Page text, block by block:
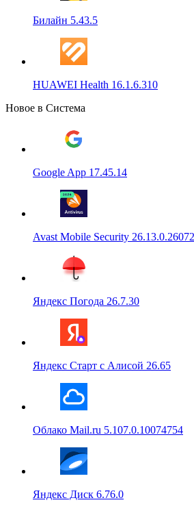
Билайн 5.43.5
HUAWEI Health 16.1.6.310
Новое в Система
Google App 17.45.14
Avast Mobile Security
Яндекс Погода 26.7.30
Яндекс Старт с Алисой 26.65
Облако Mail.ru 5.107.0.10074754
Яндекс Диск 6.76.0